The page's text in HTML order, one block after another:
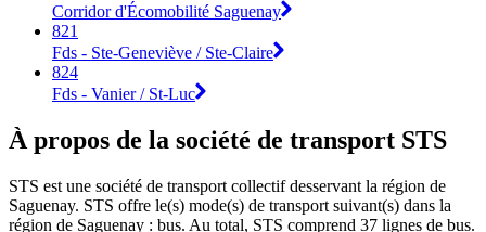
Corridor d'Écomobilité Saguenay
821
Fds - Ste-Geneviève / Ste-Claire
824
Fds - Vanier / St-Luc
À propos de la société de transport STS
STS est une société de transport collectif desservant la région de
Saguenay. STS offre le(s) mode(s) de transport suivant(s) dans la
région de Saguenay : bus. Au total, STS comprend 37 lignes de bus.